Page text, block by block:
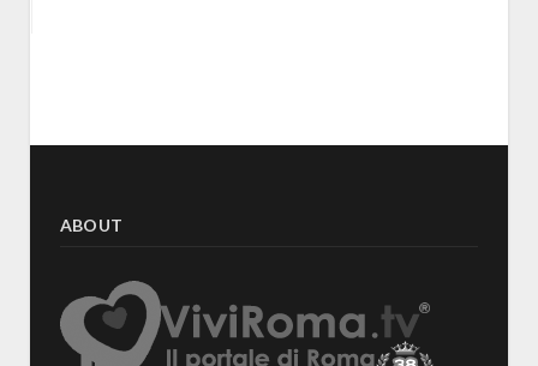
ABOUT